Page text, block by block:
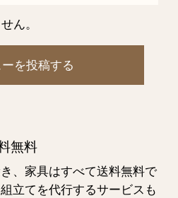
ん。
を投稿する
無料
、家具はすべて送料無料で
立てを代行するサービスも